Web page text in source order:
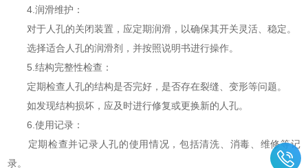
4.润滑维护：
对于人孔的关闭装置，应定期润滑，以确保其开关灵活、稳定。
选择适合人孔的润滑剂，并按照说明书进行操作。
5.结构完整性检查：
定期检查人孔的结构是否完好，是否存在裂缝、变形等问题。
如发现结构损坏，应及时进行修复或更换新的人孔。
6.使用记录：
定期检查并记录人孔的使用情况，包括清洗、消毒、维修等记
录。